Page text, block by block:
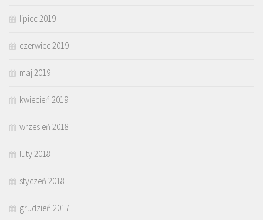
lipiec 2019
czerwiec 2019
maj 2019
kwiecień 2019
wrzesień 2018
luty 2018
styczeń 2018
grudzień 2017